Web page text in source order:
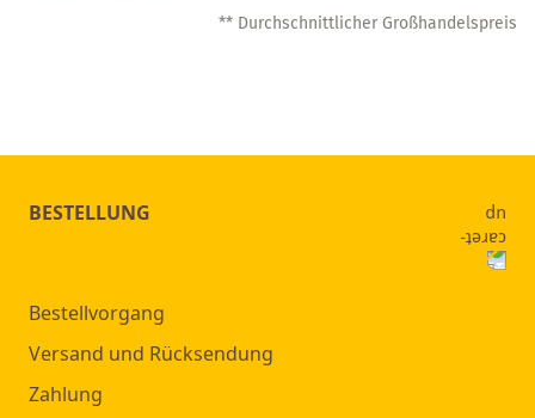
** Durchschnittlicher Großhandelspreis
BESTELLUNG
Bestellvorgang
Versand und Rücksendung
Zahlung